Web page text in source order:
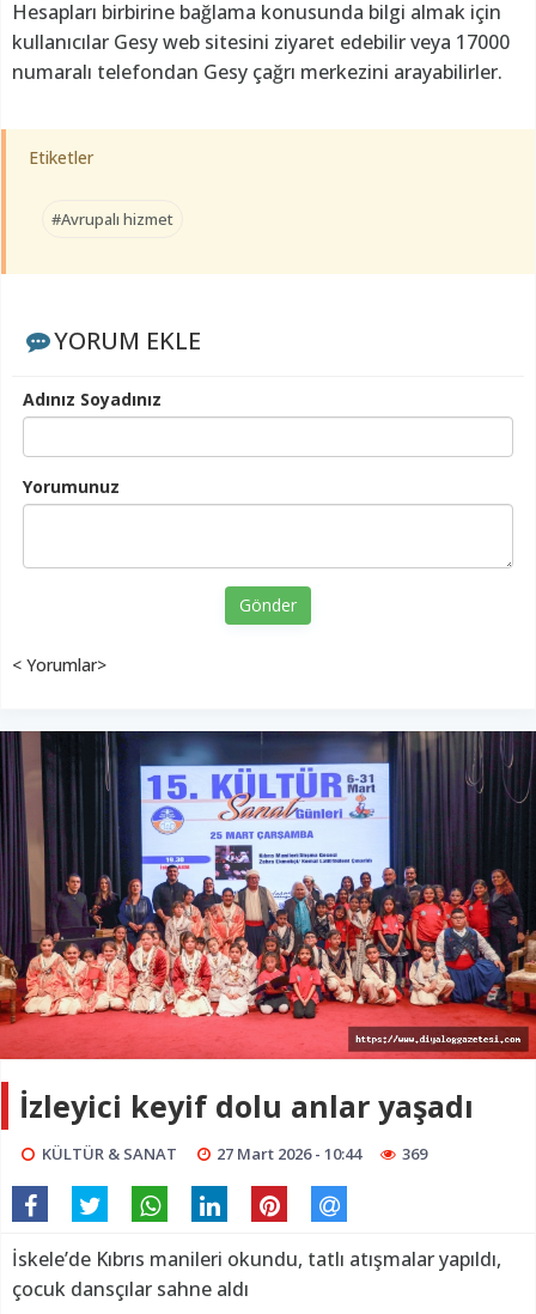
Hesapları birbirine bağlama konusunda bilgi almak için
kullanıcılar Gesy web sitesini ziyaret edebilir veya 17000
numaralı telefondan Gesy çağrı merkezini arayabilirler.
Etiketler
#Avrupalı hizmet
YORUM EKLE
Adınız Soyadınız
Yorumunuz
Gönder
< Yorumlar>
İzleyici keyif dolu anlar yaşadı
KÜLTÜR & SANAT 27 Mart 2026 - 10:44 369
İskele’de Kıbrıs manileri okundu, tatlı atışmalar yapıldı,
çocuk dansçılar sahne aldı